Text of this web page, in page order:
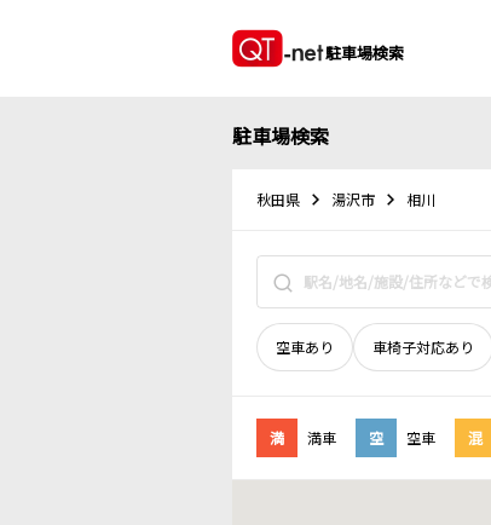
駐車場検索
駐車場検索
秋田県 湯沢市 相川
空車あり 車椅子対応あり
満 満車 空 空車 混